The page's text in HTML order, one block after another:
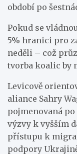
období po
Pokud se
5% hranici pro
neděli – což
tvorba koalic by
Levicově
aliance Sahry
pojmenovaná
výzvy k vyšším
přístupu k
podpory